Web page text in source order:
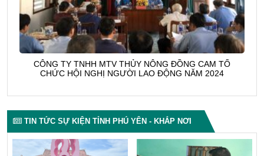
Đại hội Công đoàn cơ sở 2023-2028
LOGO của
TIN TỨC SỰ KIỆN TỈNH PHÚ YÊN - KHẮP NƠI